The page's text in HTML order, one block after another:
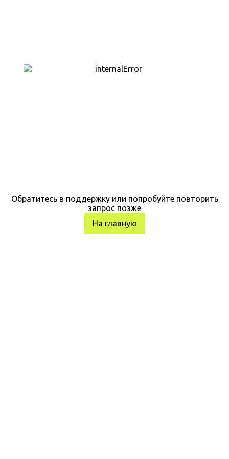
Обратитесь в поддержку или попробуйте повторить
запрос позже
На главную